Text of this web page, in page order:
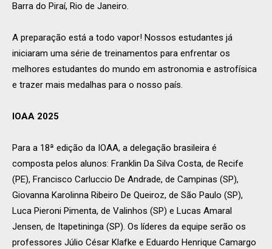
Barra do Piraí, Rio de Janeiro.
A preparação está a todo vapor! Nossos estudantes já
iniciaram uma série de treinamentos para enfrentar os
melhores estudantes do mundo em astronomia e astrofísica
e trazer mais medalhas para o nosso país.
IOAA 2025
Para a 18ª edição da IOAA, a delegação brasileira é
composta pelos alunos: Franklin Da Silva Costa, de Recife
(PE), Francisco Carluccio De Andrade, de Campinas (SP),
Giovanna Karolinna Ribeiro De Queiroz, de São Paulo (SP),
Luca Pieroni Pimenta, de Valinhos (SP) e Lucas Amaral
Jensen, de Itapetininga (SP). Os líderes da equipe serão os
professores Júlio César Klafke e Eduardo Henrique Camargo